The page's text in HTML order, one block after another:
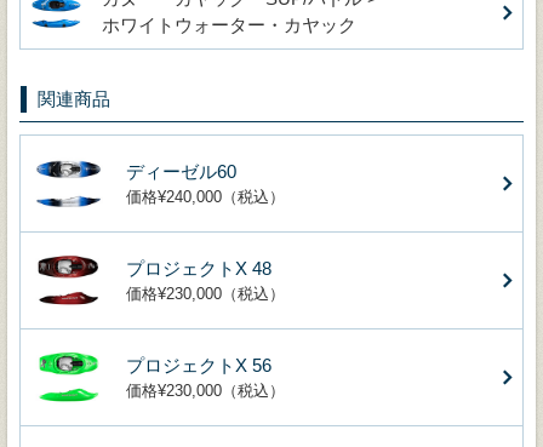
ホワイトウォーター・カヤック
関連商品
ディーゼル60
価格¥240,000（税込）
プロジェクトX 48
価格¥230,000（税込）
プロジェクトX 56
価格¥230,000（税込）